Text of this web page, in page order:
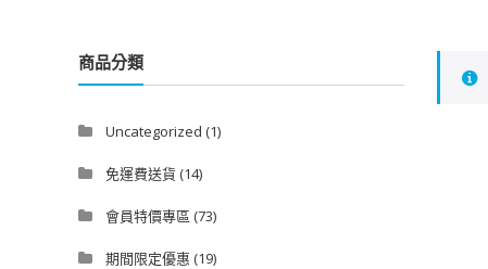
商品分類
Uncategorized (1)
免運費送貨(14)
會員特價專區 (73)
期間限定優惠 (19)